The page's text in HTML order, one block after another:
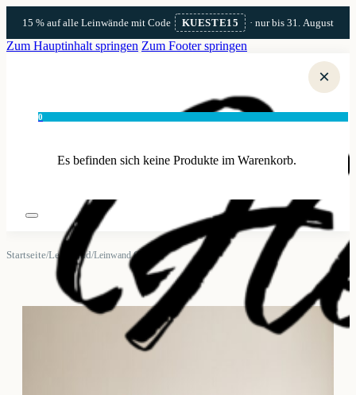
15 % auf alle Leinwände mit Code KUESTE15 · nur bis 31. August
Zum Hauptinhalt springen Zum Footer springen
0
Es befinden sich keine Produkte im Warenkorb.
×
Startseite/Leinwand/Leinwand Glowe 7